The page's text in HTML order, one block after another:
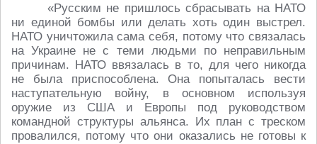
«Русским не пришлось сбрасывать на НАТО
ни единой бомбы или делать хоть один выстрел.
НАТО уничтожила сама себя, потому что связалась
на Украине не с теми людьми по неправильным
причинам. НАТО ввязалась в то, для чего никогда
не была приспособлена. Она попыталась вести
наступательную войну, в основном используя
оружие из США и Европы под руководством
командной структуры альянса. Их план с треском
провалился, потому что они оказались не готовы к